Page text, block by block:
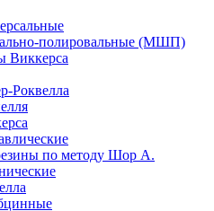
полировальные (МШП)
Виккерса
Роквелла
по методу Шор А.